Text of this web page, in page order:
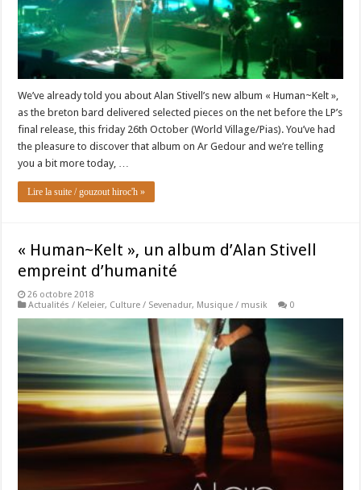
We’ve already told you about Alan Stivell’s new album « Human~Kelt »,
as the breton bard delivered selected pieces on the net before the LP’s
final release, this friday 26th October (World Village/Pias). You’ve had
the pleasure to discover that album on Ar Gedour and we’re telling
you a bit more today, …
Lire la suite / gouzout hiroc'h »
« Human~Kelt », un album d’Alan Stivell
empreint d’humanité
26 octobre 2018
Actualités / Keleier, Culture / Sevenadur, Musique / musik 0